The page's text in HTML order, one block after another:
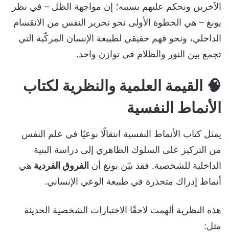
الآخرين ونحكم عليهم بسببه؛ إن مواجهة الظل – في نظر
يونغ – هي الخطوة الأولى نحو تحرير النفس من الانقسام
الداخلي، ونحو فهم حقيقي لطبيعة الإنسان المركّبة التي
تجمع بين النور والظلام في توازن واحد.
🧠 القيمة العلمية والنظرية لكتاب
الأنماط النفسية
يمثل كتاب الأنماط النفسية انتقالًا نوعيًا في علم النفس
من التركيز على السلوك الظاهري إلى دراسة البنية
الداخلية للشخصية. فقد بيّن يونغ أن الفروق الفردية هي
أنماط إدراك متجذرة في طبيعة الوعي الإنساني.
هذه النظرية ألهمت لاحقًا الاختبارات الشخصية الحديثة
مثل: